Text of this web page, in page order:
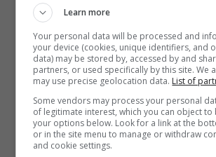
Modalità di
Il lievito alimentare può essere
somministrato al canea
esigenze e con moderazione.
Learn more
Your personal data will be processed and
your device (cookies, unique identifiers, and
data) may be stored by, accessed by and
partners, or used specifically by this site. We
may use precise geolocation data. List of
Some vendors may process your personal
of legitimate interest, which you can object to
your options below. Look for a link at the
or in the site menu to manage or withdraw
and cookie settings.